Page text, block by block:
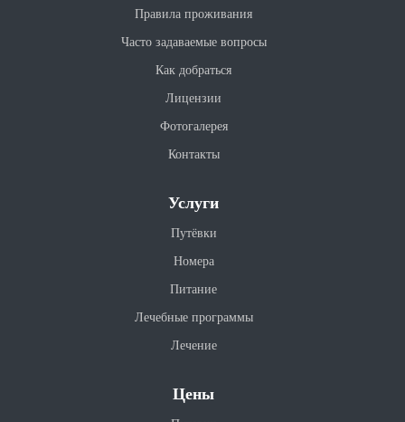
Правила проживания
Часто задаваемые вопросы
Как добраться
Лицензии
Фотогалерея
Контакты
Услуги
Путёвки
Номера
Питание
Лечебные программы
Лечение
Цены